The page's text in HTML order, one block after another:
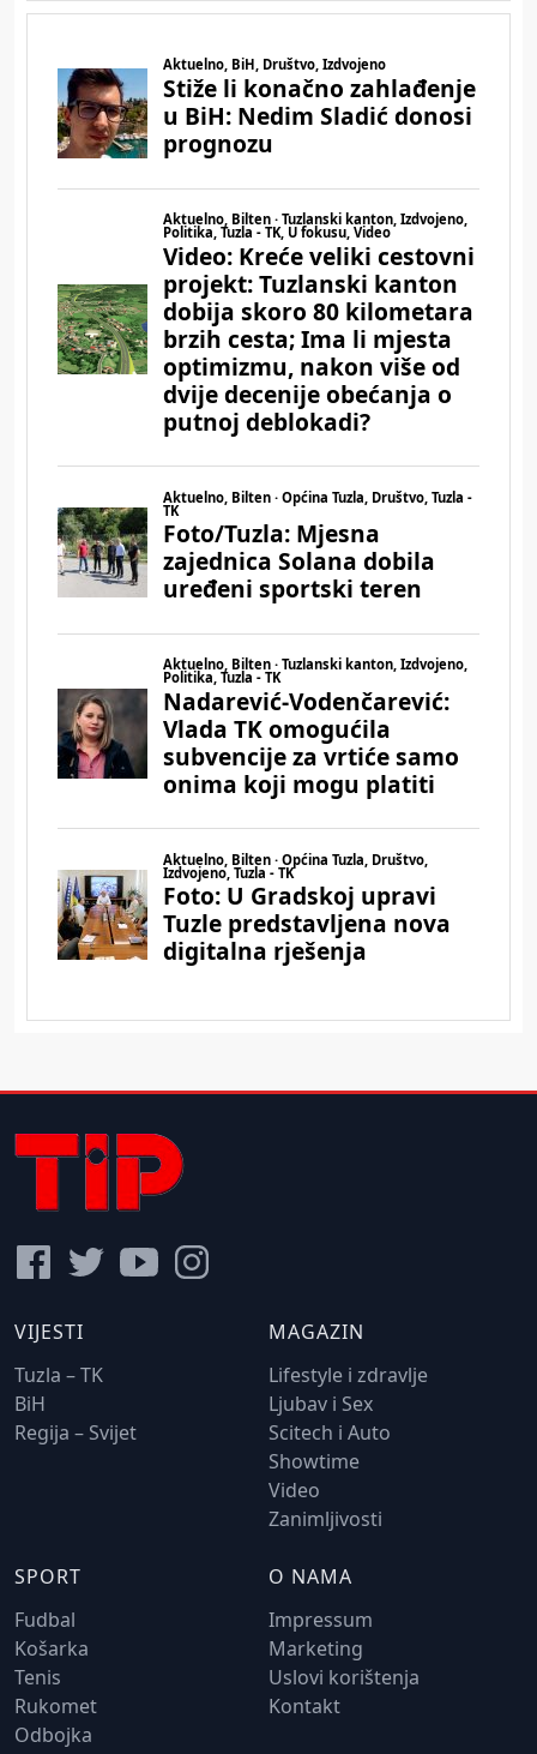
VIJESTI
Tuzla – TK
BiH
Regija – Svijet
MAGAZIN
Lifestyle i zdravlje
Ljubav i Sex
Scitech i Auto
Showtime
Video
Zanimljivosti
SPORT
Fudbal
Košarka
Tenis
Rukomet
Odbojka
O NAMA
Impressum
Marketing
Uslovi korištenja
Kontakt